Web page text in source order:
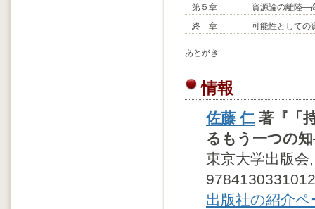
第５章
資源論の離陸―
終 章
可能性としての
あとがき
情報
佐藤 仁著『「
るもう一つの
東京大学出版
9784130331012
出版社の紹介